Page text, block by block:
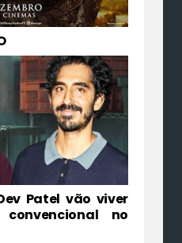
Patel vão viver
no